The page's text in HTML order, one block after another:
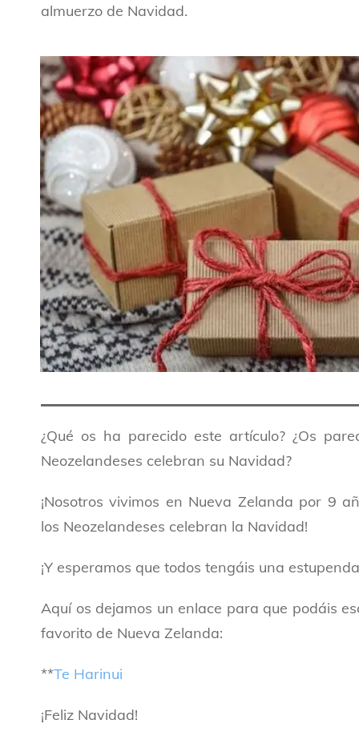
almuerzo de Navidad.
¿Qué os ha parecido este artículo? ¿Os
Neozelandeses celebran su Navidad?
¡Nosotros vivimos en Nueva Zelanda por 9
los Neozelandeses celebran la Navidad!
¡Y esperamos que todos tengáis una
Aquí os dejamos un enlace para que podáis
favorito de Nueva Zelanda:
**Te Harinui
¡Feliz Navidad!